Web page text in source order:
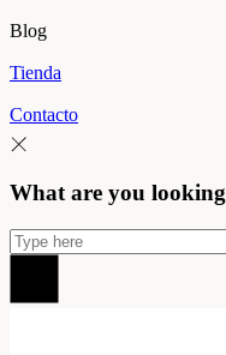
Blog
Tienda
Contacto
What are you